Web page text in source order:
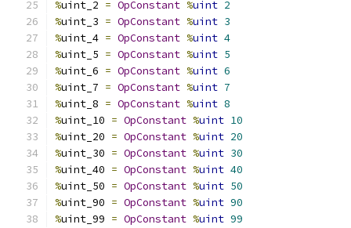
%uint_2 = OpConstant %uint 2
%uint_3 = OpConstant %uint 3
%uint_4 = OpConstant %uint 4
%uint_5 = OpConstant %uint 5
%uint_6 = OpConstant %uint 6
%uint_7 = OpConstant %uint 7
%uint_8 = OpConstant %uint 8
%uint_10 = OpConstant %uint 10
%uint_20 = OpConstant %uint 20
%uint_30 = OpConstant %uint 30
%uint_40 = OpConstant %uint 40
%uint_50 = OpConstant %uint 50
%uint_90 = OpConstant %uint 90
%uint_99 = OpConstant %uint 99